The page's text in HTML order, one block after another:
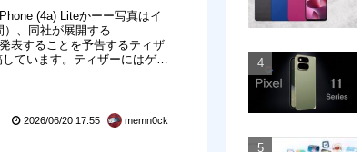
(4a) Liteかーー写真はイ
）、同社が展開する
表することを予告するティザ
ています。ティザーにはゲー
2026/06/20 17:55 memn0ck